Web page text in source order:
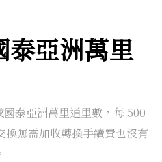
泰亞洲萬里
泰亞洲萬里通里數，每 500
換無需加收轉換手續費也沒有